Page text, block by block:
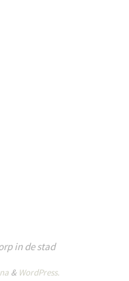
in de stad
& WordPress.